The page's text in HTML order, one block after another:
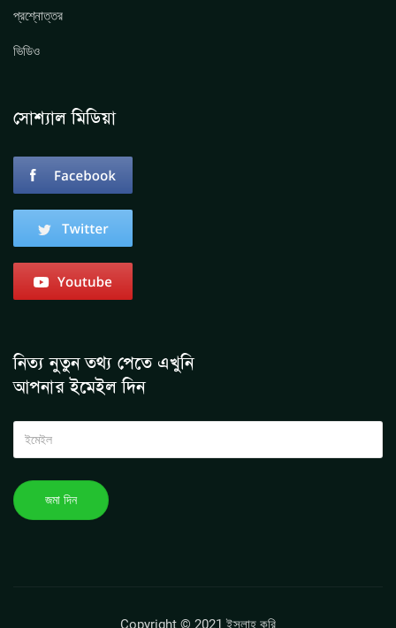
প্রশ্নোত্তর
ভিডিও
সোশ্যাল মিডিয়া
নিত্য নুতুন তথ্য পেতে এখুনি
আপনার ইমেইল দিন
Copyright © 2021 ইসলাহ করি